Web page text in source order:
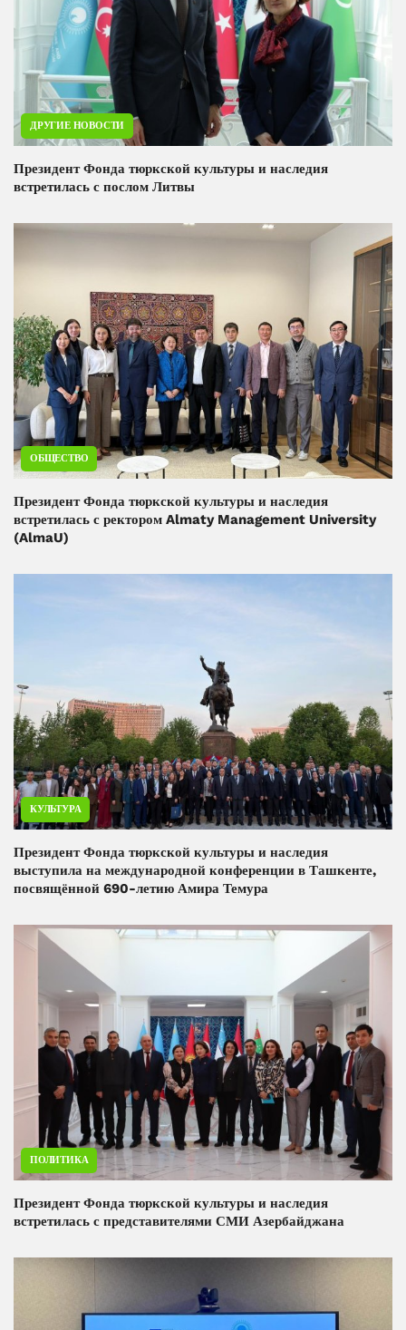
ДРУГИЕ НОВОСТИ
Президент Фонда тюркской культуры и наследия
встретилась с послом Литвы
ОБЩЕСТВО
Президент Фонда тюркской культуры и наследия
встретилась с ректором Almaty Management University
(AlmaU)
КУЛЬТУРА
Президент Фонда тюркской культуры и наследия
выступила на международной конференции в Ташкенте,
посвящённой 690-летию Амира Темура
ПОЛИТИКА
Президент Фонда тюркской культуры и наследия
встретилась с представителями СМИ Азербайджана